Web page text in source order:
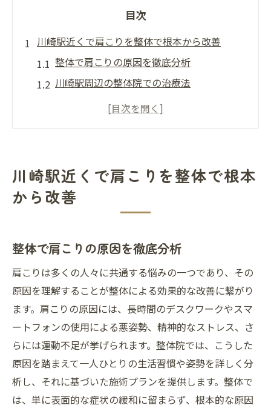
目次
川崎駅近くで肩こりを整体で根本から改善
整体で肩こりの原因を徹底分析
川崎駅周辺の整体院での治療法
肩こりに効く整体テクニックの紹介
整体で肩こりを改善した方々の声
肩こりのストレスを整体で和らげる方法
整体で肩のストレスを軽減する理由
整体が肩こりに与えるリラックス効果
肩こりストレスを整体で和らげる週末プラ
ン
整体と心の健康の関係性
肩こりによるストレスを整体で緩和する秘
訣
整体の力で肩こりを取り除き健康的な毎日を
健康維持に整体を取り入れるメリット
肩こり改善を支える整体の力
川崎駅近くで肩こりを整体で根本
から改善
整体で肩こりの原因を徹底分析
肩こりは多くの人々に共通する悩みの一つであり、その
原因を理解することが整体による効果的な改善に繋がり
ます。肩こりの原因には、長時間のデスクワークやスマ
ートフォンの使用による悪姿勢、精神的なストレス、さ
らには運動不足が挙げられます。整体院では、こうした
原因を踏まえて一人ひとりの生活習慣や姿勢を詳しく分
析し、それに基づいた施術プランを提供します。整体で
は、単に表面的な症状の緩和に留まらず、根本的な原因